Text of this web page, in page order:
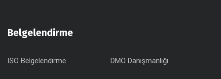
Belgelendirme
ISO Belgelendirme DMO Danışmanlığı